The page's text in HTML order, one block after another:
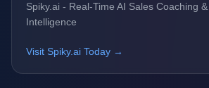
Spiky.ai - Real-Time AI Sales Coaching
Intelligence
Visit Spiky.ai Today →